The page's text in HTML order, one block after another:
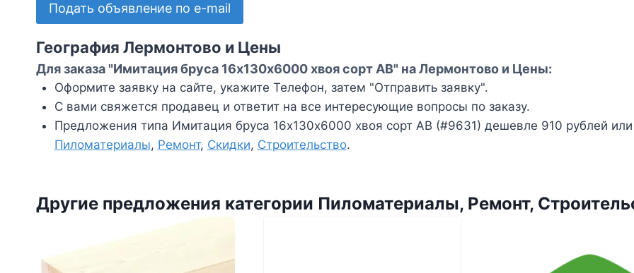
Подать объявление по e-mail
География Лермонтово и Цены
Для заказа "Имитация бруса 16х130х6000 хвоя сорт АВ" на Лермонтово и Цены:
Оформите заявку на сайте, укажите Телефон, затем "Отправить заявку".
С вами свяжется продавец и ответит на все интересующие вопросы по заказу.
Предложения типа Имитация бруса 16х130х6000 хвоя сорт АВ (#9631) дешевле 910 рублей
Пиломатериалы, Ремонт, Скидки, Строительство.
Другие предложения категории Пиломатериалы, Ремонт,